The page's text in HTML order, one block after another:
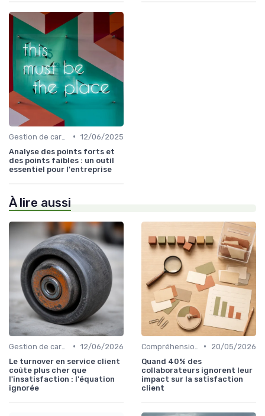
• 12/06/2025
Analyse des points forts et
des points faibles : un outil
essentiel pour l'entreprise
À lire aussi
• 12/06/2026
Le turnover en service client
coûte plus cher que
l'insatisfaction : l'équation
ignorée
•
20/05/2026
Quand 40% des
collaborateurs ignorent leur
impact sur la satisfaction
client